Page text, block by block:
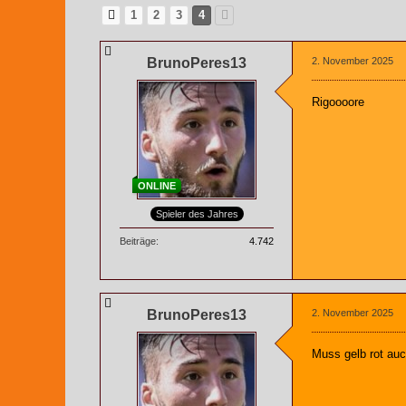
1 2 3 4
BrunoPeres13
ONLINE
Spieler des Jahres
Beiträge 4.742
2. November 2025
Rigoooore
BrunoPeres13 2. November 2025
Muss gelb rot